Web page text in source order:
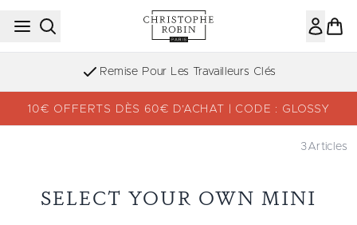
Passer au contenu principal
Remise Pour Les Travailleurs Clés
10€ OFFERTS DÈS 60€ D’ACHAT | CODE : GLOSSY
3Articles
SELECT YOUR OWN MINI